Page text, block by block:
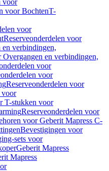
voor
voor BochtenT-
voor
Reserveonderdelen voor
en verbindingen,
Overgangen en verbindingen,
voor
voor
Reserveonderdelen voor
voor
T-stukken voor
Reserveonderdelen voor
voor Geberit Mapress C-
Bevestigingen voor
sets voor
Geberit Mapress
Mapress